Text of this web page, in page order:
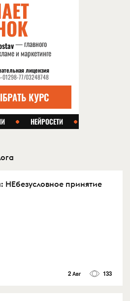
НЕбезусловное принятие
2 Авг 133